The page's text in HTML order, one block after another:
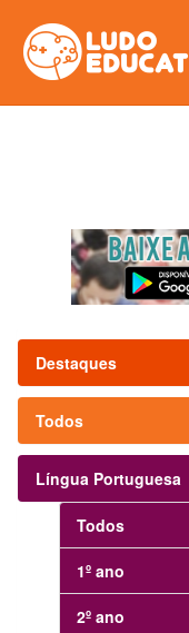
Destaques
Todos
Língua Portuguesa
Todos
1º ano
2º ano